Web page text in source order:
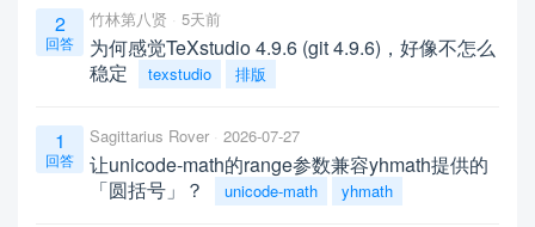
2
回答
竹林第八贤 5天前
为何感觉TeXstudio 4.9.6 (git 4.9.6)，好像不怎么
稳定
texstudio 排版
1
回答
Sagittarius Rover 2026-07-27
让unicode-math的range参数兼容yhmath提供的
「圆括号」？
unicode-math yhmath